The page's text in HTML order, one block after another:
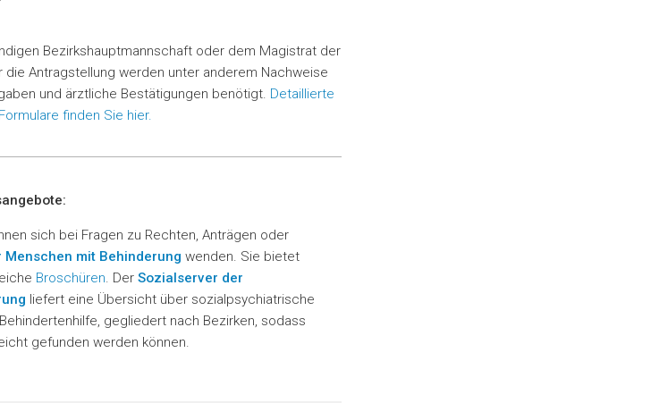
Bezirkshauptmannschaft oder dem Magistrat der
die Antragstellung werden unter anderem Nachweise
und ärztliche Bestätigungen benötigt. Detaillierte
finden Sie hier.
sich bei Fragen zu Rechten, Anträgen oder
mit Behinderung wenden. Sie bietet
Broschüren. Der Sozialserver der
liefert eine Übersicht über sozialpsychiatrische
gegliedert nach Bezirken, sodass
gefunden werden können.